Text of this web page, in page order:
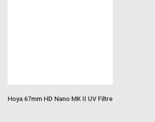
Hoya 67mm HD Nano MK II UV Filtre